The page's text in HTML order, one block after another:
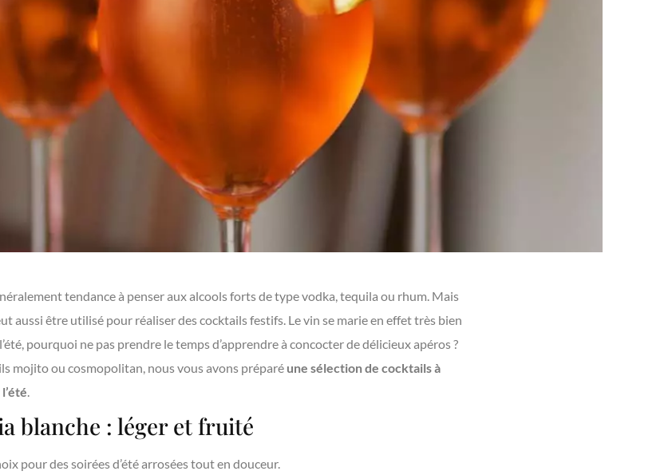
tendance à penser aux alcools forts de type vodka, tequila ou rhum. Mais
aussi être utilisé pour réaliser des cocktails festifs. Le vin se marie en effet très bien
pourquoi ne pas prendre le temps d’apprendre à concocter de délicieux apéros ?
mojito ou cosmopolitan, nous vous avons préparé une sélection de cocktails à
.
blanche : léger et fruité
pour des soirées d’été arrosées tout en douceur.